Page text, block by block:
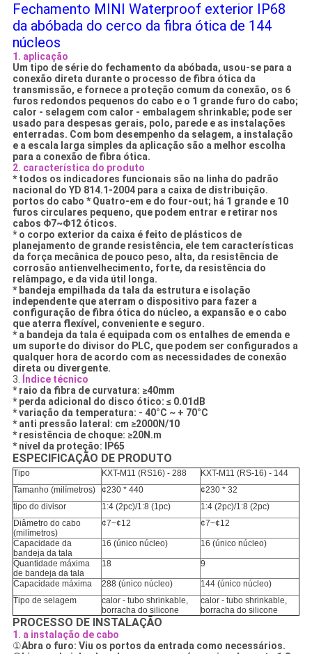
Fechamento MINI Waterproof exterior IP68
da abóbada do cerco da fibra ótica de 144
núcleos
1. aplicação
Um tipo de série do fechamento da abóbada, usou-se para a
conexão direta durante o processo de fibra ótica da
transmissão, e fornece a proteção comum da conexão, os 6
furos redondos pequenos do cabo e o 1 grande furo do cabo;
calor - selagem com calor - embalagem shrinkable; pode ser
usado para despesas gerais, polo, parede e as instalações
enterradas. Com bom desempenho da selagem, a instalação
e a escala larga simples da aplicação são a melhor escolha
para a conexão de fibra ótica.
2. característica do produto
* todos os indicadores funcionais são na linha do padrão
nacional do YD 814.1-2004 para a caixa de distribuição.
portos do cabo * Quatro-em e do four-out; há 1 grande e 10
furos circulares pequeno, que podem entrar e retirar nos
cabos Φ7~Φ12 óticos.
* o corpo exterior da caixa é feito de plásticos de
planejamento de grande resistência, ele tem características
da força mecânica de pouco peso, alta, da resistência de
corrosão antienvelhecimento, forte, da resistência do
relâmpago, e da vida útil longa.
* bandeja empilhada da tala da estrutura e isolação
independente que aterram o dispositivo para fazer a
configuração de fibra ótica do núcleo, a expansão e o cabo
que aterra flexível, conveniente e seguro.
* a bandeja da tala é equipada com os entalhes de emenda e
um suporte do divisor do PLC, que podem ser configurados a
qualquer hora de acordo com as necessidades de conexão
direta ou divergente.
3. Índice técnico
* raio da fibra de curvatura: ≥40mm
* perda adicional do disco ótico: ≤ 0.01dB
* variação da temperatura: - 40°C ~ + 70°C
* anti pressão lateral: cm ≥2000N/10
* resistência de choque: ≥20N.m
* nível da proteção: IP65
ESPECIFICAÇÃO DE PRODUTO
Tipo KXT-M11 (RS16) - 288
KXT-M11 (RS-16) - 144
Tamanho (milímetros)
¢230 * 440
¢230 * 32
tipo do divisor
1:4 (2pc)/1:8 (1pc)
1:4 (2pc)/1:8 (2pc)
Diâmetro do cabo
(milímetros)
¢7~¢12 ¢7~¢12
Capacidade da
bandeja da tala
16 (único núcleo) 16 (único núcleo)
Quantidade máxima
de bandeja da tala
18 9
Capacidade máxima 288 (único núcleo)
144 (único núcleo)
Tipo de selagem
calor - tubo shrinkable,
borracha do silicone
calor - tubo shrinkable,
borracha do silicone
PROCESSO DE INSTALAÇÃO
1. a instalação de cabo
①Abra o furo: Viu os portos da entrada como necessários.